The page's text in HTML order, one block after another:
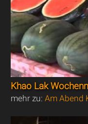
Khao Lak
mehr zu:Am Abend